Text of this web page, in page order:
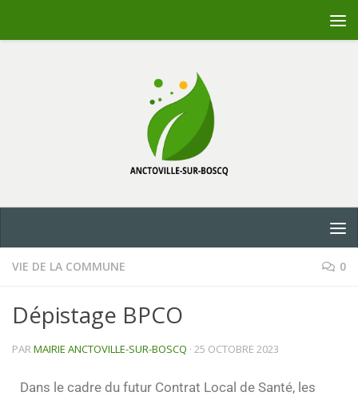
VIE DE LA COMMUNE 0
Dépistage BPCO
PARMAIRIE ANCTOVILLE-SUR-BOSCQ · 25 OCTOBRE 2023
Dans le cadre du futur Contrat Local de Santé, les